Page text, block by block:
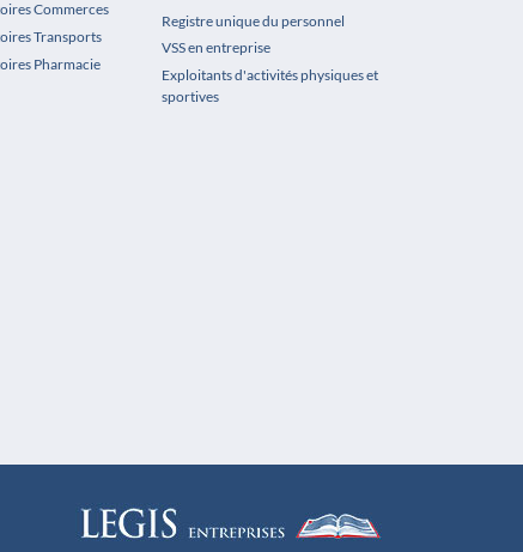
Commerces
Transports
Pharmacie
Registre unique du personnel
VSS en entreprise
Exploitants d'activités physiques et
sportives